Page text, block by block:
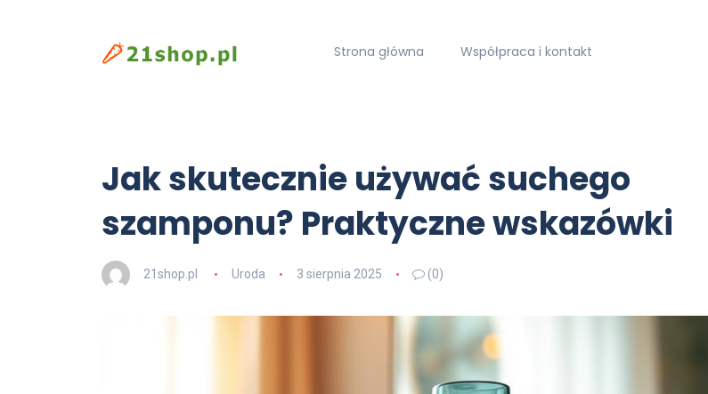
Strona główna Współpraca i kontakt
Jak skutecznie używać suchego
szamponu? Praktyczne wskazówki
21shop.pl Uroda 3 sierpnia 2025 (0)